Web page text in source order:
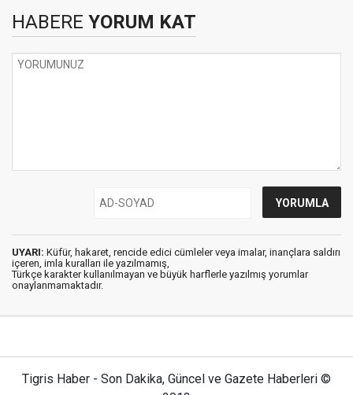
HABERE YORUM KAT
UYARI: Küfür, hakaret, rencide edici cümleler veya imalar, inançlara saldırı
içeren, imla kuralları ile yazılmamış,
Türkçe karakter kullanılmayan ve büyük harflerle yazılmış yorumlar
onaylanmamaktadır.
Tigris Haber - Son Dakika, Güncel ve Gazete Haberleri ©